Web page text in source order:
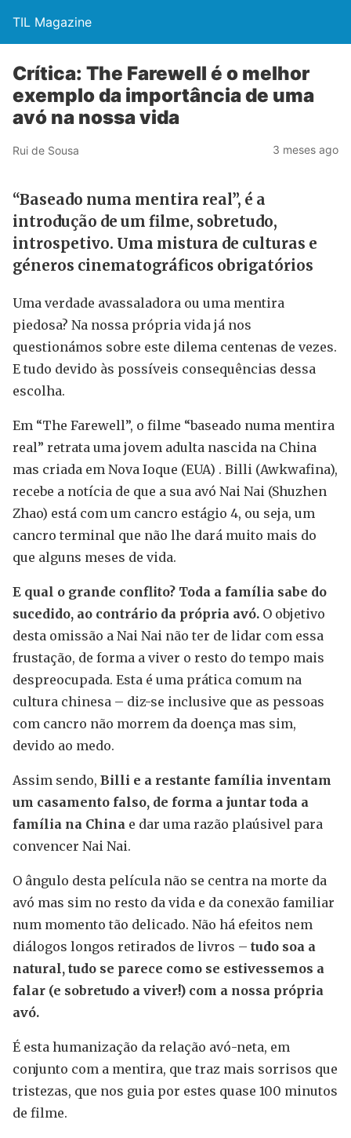
TIL Magazine
Crítica: The Farewell é o melhor
exemplo da importância de uma
avó na nossa vida
Rui de Sousa 3 meses ago
“Baseado numa mentira real”, é a
introdução de um filme, sobretudo,
introspetivo. Uma mistura de culturas e
géneros cinematográficos obrigatórios
Uma verdade avassaladora ou uma mentira
piedosa? Na nossa própria vida já nos
questionámos sobre este dilema centenas de vezes.
E tudo devido às possíveis consequências dessa
escolha.
Em “The Farewell”, o filme “baseado numa mentira
real” retrata uma jovem adulta nascida na China
mas criada em Nova Ioque (EUA) . Billi (Awkwafina),
recebe a notícia de que a sua avó Nai Nai (Shuzhen
Zhao) está com um cancro estágio 4, ou seja, um
cancro terminal que não lhe dará muito mais do
que alguns meses de vida.
E qual o grande conflito? Toda a família sabe do
sucedido, ao contrário da própria avó. O objetivo
desta omissão a Nai Nai não ter de lidar com essa
frustação, de forma a viver o resto do tempo mais
despreocupada. Esta é uma prática comum na
cultura chinesa – diz-se inclusive que as pessoas
com cancro não morrem da doença mas sim,
devido ao medo.
Assim sendo, Billi e a restante família inventam
um casamento falso, de forma a juntar toda a
família na China e dar uma razão plaúsivel para
convencer Nai Nai.
O ângulo desta película não se centra na morte da
avó mas sim no resto da vida e da conexão familiar
num momento tão delicado. Não há efeitos nem
diálogos longos retirados de livros – tudo soa a
natural, tudo se parece como se estivessemos a
falar (e sobretudo a viver!) com a nossa própria
avó.
É esta humanização da relação avó-neta, em
conjunto com a mentira, que traz mais sorrisos que
tristezas, que nos guia por estes quase 100 minutos
de filme.